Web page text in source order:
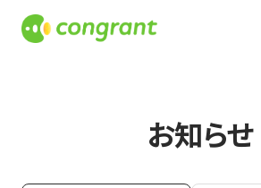
お知らせ